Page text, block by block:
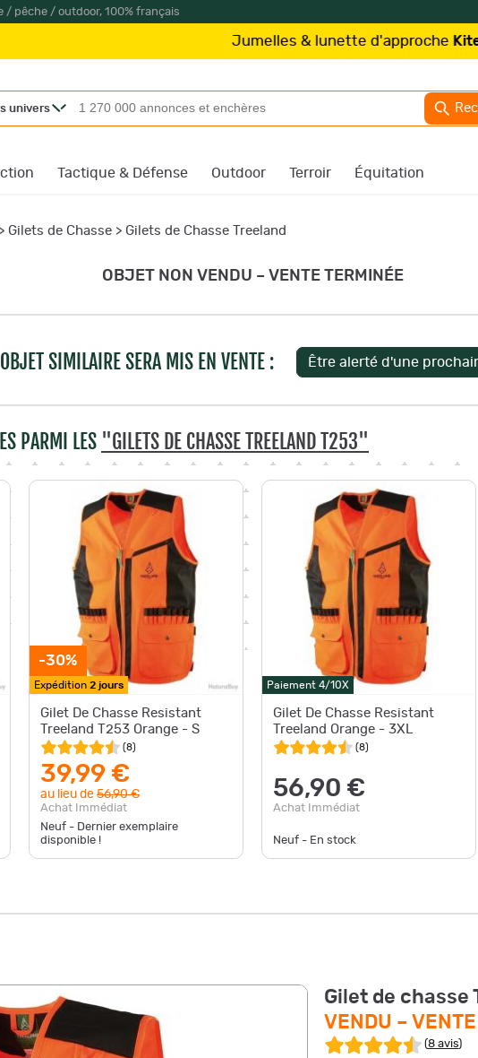
pêche / outdoor, 100% français
Jumelles & lunette d'approcheKite Optics à
univers
Tactique & Défense Outdoor Terroir Équitation
> Gilets de Chasse > Gilets de Chasse Treeland
OBJET NON VENDU – VENTE TERMINÉE
SIMILAIRE SERA MIS EN VENTE :
PARMI LES "GILETS DE CHASSE TREELAND T253"
-30%
Expédition 2 jours
Gilet De Chasse Resistant
Treeland T253 Orange - S
(8)
39,99 €
au lieu de 56,90 €
Achat Immédiat
Neuf - Dernier exemplaire
disponible !
Paiement 4/10X
Gilet De Chasse Resistant
Treeland Orange - 3XL
(8)
56,90 €
Achat Immédiat
Neuf - En stock
Gilet de chasse
VENDU –
(8 avis)